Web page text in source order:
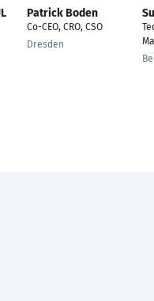
Patrick Boden
Co-CEO, CRO, CSO
Dresden